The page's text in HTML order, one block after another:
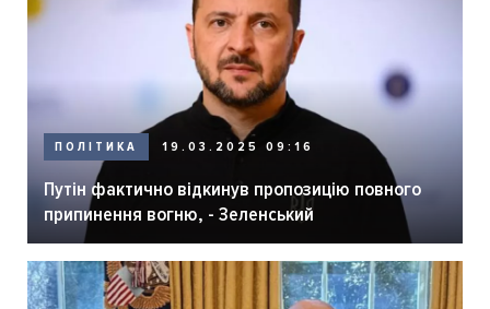
ПОЛІТИКА 19.03.2025 09:16
Путін фактично відкинув пропозицію повного
припинення вогню, - Зеленський